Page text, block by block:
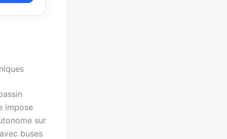
impose
sur
buses